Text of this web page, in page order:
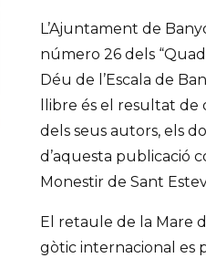
L’Ajuntament de
número 26 dels
Déu de l’Escala de
llibre és el resultat
dels seus autors, els
d’aquesta publicació
Monestir de Sant
El retaule de la Mare
gòtic internacional es